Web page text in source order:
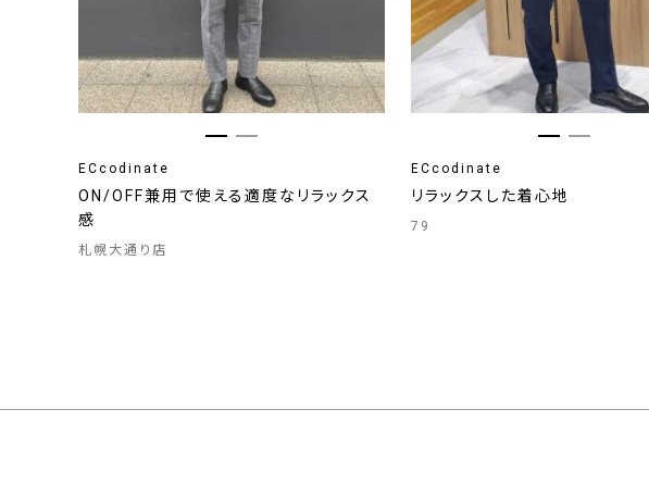
ECcodinate
ON/OFF兼用で使える適度なリラックス
感
札幌大通り店
ECcodinate
リラックスした着心地
79